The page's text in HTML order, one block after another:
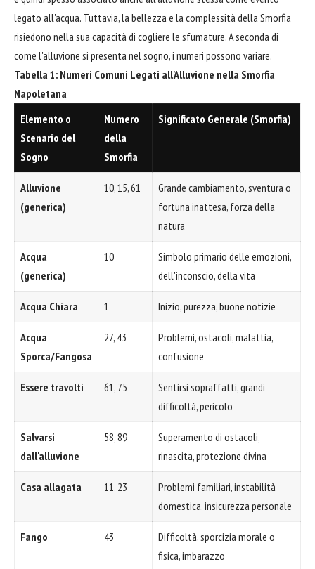
legato all'acqua. Tuttavia, la bellezza e la complessità della Smorfia
risiedono nella sua capacità di cogliere le sfumature. A seconda di
come l'alluvione si presenta nel sogno, i numeri possono variare.
Tabella 1: Numeri Comuni Legati all'Alluvione nella Smorfia
Napoletana
Elemento o
Scenario del
Sogno
Numero
della
Smorfia
Significato Generale (Smorfia)
Alluvione
(generica)
10, 15, 61
Grande cambiamento, sventura o
fortuna inattesa, forza della
natura
Acqua
(generica)
10
Simbolo primario delle emozioni,
dell'inconscio, della vita
Acqua Chiara 1 Inizio, purezza, buone notizie
Acqua
Sporca/Fangosa
27, 43
Problemi, ostacoli, malattia,
confusione
Essere travolti 61, 75
Sentirsi sopraffatti, grandi
difficoltà, pericolo
Salvarsi
dall'alluvione
58, 89
Superamento di ostacoli,
rinascita, protezione divina
Casa allagata 11, 23
Problemi familiari, instabilità
domestica, insicurezza personale
Fango 43
Difficoltà, sporcizia morale o
fisica, imbarazzo